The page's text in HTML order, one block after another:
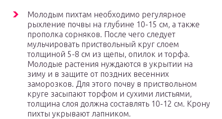
Молодым пихтам необходимо регулярное
рыхление почвы на глубине 10-15 см, а также
прополка сорняков. После чего следует
мульчировать приствольный круг слоем
толщиной 5-8 см из щепы, опилок и торфа.
Молодые растения нуждаются в укрытии на
зиму и в защите от поздних весенних
заморозков. Для этого почву в приствольном
круге засыпают торфом и сухими листьями,
толщина слоя должна составлять 10-12 см. Крону
пихты укрывают лапником.